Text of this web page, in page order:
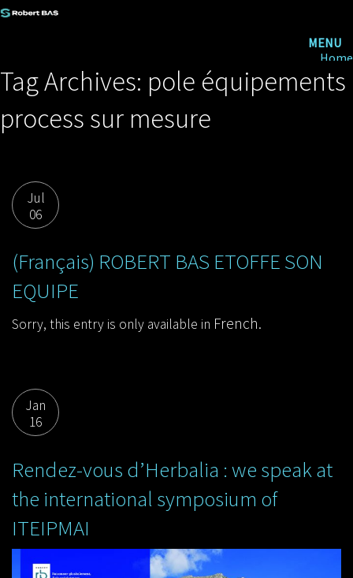
MENU
Home
Robert Bas
Recruitment
Tag Archives: pole équipements
process sur mesure
Jul
06
(Français) ROBERT BAS ETOFFE SON
EQUIPE
Sorry, this entry is only available in French.
Jan
16
Rendez-vous d’Herbalia : we speak at
the international symposium of
ITEIPMAI